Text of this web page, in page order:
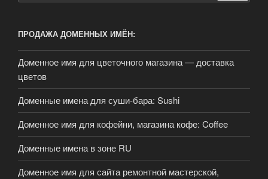
ПРОДАЖА ДОМЕННЫХ ИМЁН:
Доменное имя для цветочного магазина — доставка
цветов
Доменные имена для суши-бара: Sushi
Доменное имя для кофейни, магазина кофе: Coffee
Доменные имена в зоне RU
Доменное имя для сайта ремонтной мастерской,